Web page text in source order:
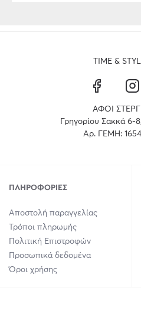
TIME &
ΑΦΟΙ
Γρηγορίου Σακκά 6-
Αρ. ΓΕΜΗ:
ΠΛΗΡΟΦΟΡΊΕΣ
Αποστολή παραγγελίας
Τρόποι πληρωμής
Πολιτική Επιστροφών
Προσωπικά δεδομένα
Όροι χρήσης